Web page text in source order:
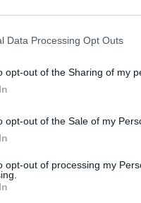
Data Processing Opt Outs
opt-out of the Sharing of my
opt-out of the Sale of my
opt-out of processing my
ČR kritizují
za plánovaný přesun peněz z
vtiskové zprávěa
chce podle nich
výnosy z aukcí
největší průmyslové
snížit podporu pro
miliardy korun. MŽP v reakci
průmyslu byla
vzniku, a že podpora OZE
výrobny energie, tak